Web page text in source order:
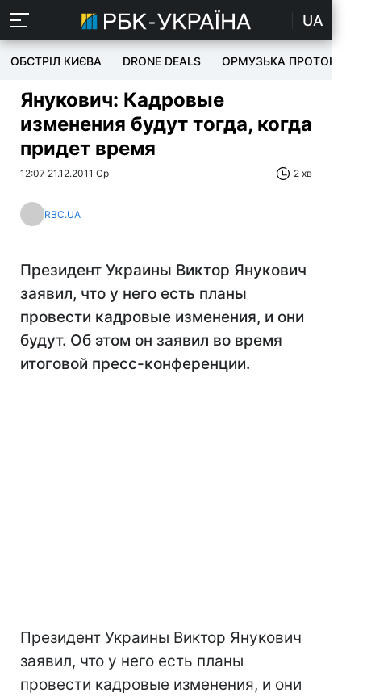
UA
ОБСТРІЛ КИЄВА DRONE DEALS ОРМУЗЬКА ПРОТОКА
Янукович: Кадровые
изменения будут тогда, когда
придет время
12:07 21.12.2011 Ср 2 хв
RBC.UA
Президент Украины Виктор Янукович
заявил, что у него есть планы
провести кадровые изменения, и они
будут. Об этом он заявил во время
итоговой пресс-конференции.
Президент Украины Виктор Янукович
заявил, что у него есть планы
провести кадровые изменения, и они